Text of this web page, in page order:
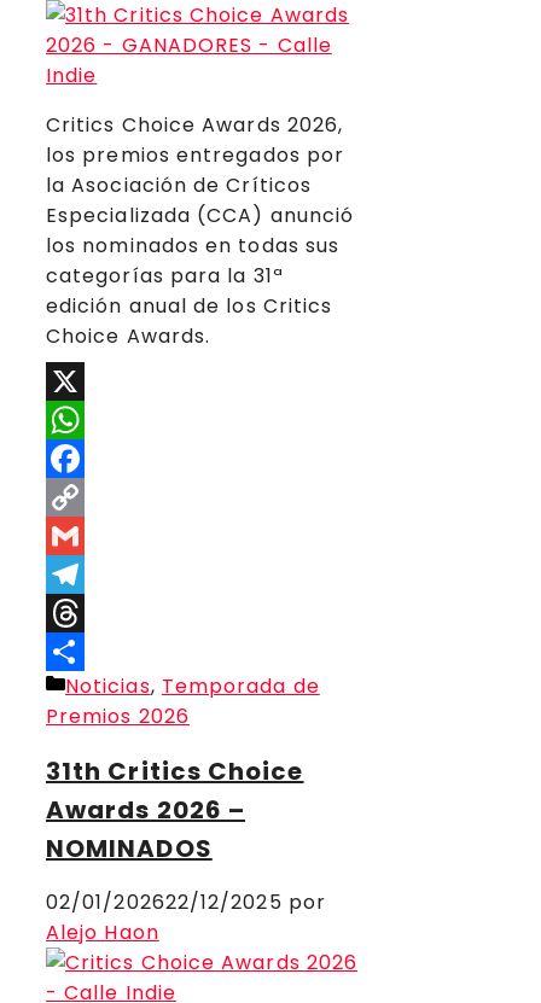
Critics Choice Awards 2026,
los premios entregados por
la Asociación de Críticos
Especializada (CCA) anunció
los nominados en todas sus
categorías para la 31ª
edición anual de los Critics
Choice Awards.
X
WhatsApp
Facebook
Copy
Link
Gmail
Telegram
Threads
Compartir
Categorías
Noticias, Temporada de
Premios 2026
31th Critics Choice
Awards 2026 –
NOMINADOS
02/01/202622/12/2025 por
Alejo Haon